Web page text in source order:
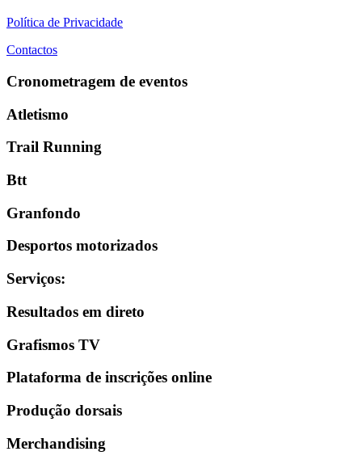
Política de Privacidade
Contactos
Cronometragem de eventos
Atletismo
Trail Running
Btt
Granfondo
Desportos motorizados
Serviços:
Resultados em direto
Grafismos TV
Plataforma de inscrições online
Produção dorsais
Merchandising